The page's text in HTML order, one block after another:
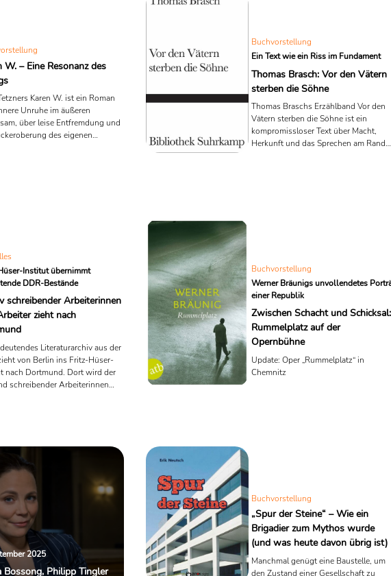
W. – Eine Resonanz des
Karen W. ist ein Roman
Unruhe im äußeren
über leise Entfremdung und
des eigenen
Buchvorstellung
Ein Text wie ein Riss im Fundament
Thomas Brasch: Vor den Vätern
sterben die Söhne
Thomas Braschs Erzählband Vor den
Vätern sterben die Söhne ist ein
kompromissloser Text über Macht,
Herkunft und das Sprechen am Rand
Institut übernimmt
DDR-Bestände
schreibender Arbeiterinnen
zieht nach
Literaturarchiv aus der
von Berlin ins Fritz-Hüser-
nach Dortmund. Dort wird der
schreibender Arbeiterinnen
Buchvorstellung
Werner Bräunigs unvollendetes
einer Republik
Zwischen Schacht und Schicksal:
Rummelplatz auf der
Opernbühne
Update: Oper „Rummelplatz“ in
Chemnitz
2025
Philipp Tingler
Buchvorstellung
„Spur der Steine“ – Wie ein
Brigadier zum Mythos wurde
(und was heute davon übrig ist)
Manchmal genügt eine Baustelle, um
den Zustand einer Gesellschaft zu